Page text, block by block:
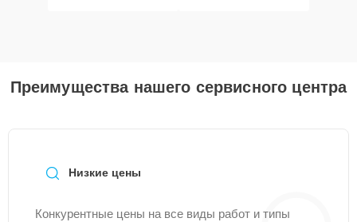
Преимущества нашего сервисного центра
Низкие цены
Конкурентные цены на все виды работ и типы